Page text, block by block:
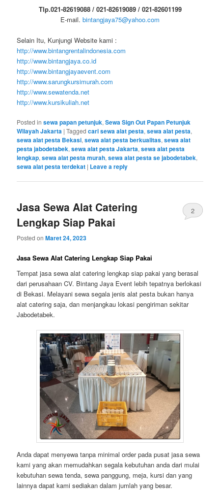
Tlp.021-82619088 / 021-82619089 / 021-82601199
E-mail. bintangjaya75@yahoo.com
Selain Itu, Kunjungi Website kami :
http://www.bintangrentalindonesia.com
http://www.bintangjaya.co.id
http://www.bintangjayaevent.com
http://www.sarungkursimurah.com
http://www.sewatenda.net
http://www.kursikuliah.net
Posted in sewa papan petunjuk,Sewa Sign Out Papan Petunjuk
Wilayah Jakarta |Tagged cari sewa alat pesta,sewa alat pesta,
sewa alat pesta Bekasi,sewa alat pesta berkualitas,sewa alat
pesta jabodetabek,sewa alat pesta Jakarta,sewa alat pesta
lengkap,sewa alat pesta murah,sewa alat pesta se jabodetabek,
sewa alat pesta terdekat | Leave a reply
Jasa Sewa Alat Catering
Lengkap Siap Pakai
Posted onMaret 24, 2023
2
Jasa Sewa Alat Catering Lengkap Siap Pakai
Tempat jasa sewa alat catering lengkap siap pakai yang berasal
dari perusahaan CV. Bintang Jaya Event lebih tepatnya berlokasi
di Bekasi. Melayani sewa segala jenis alat pesta bukan hanya
alat catering saja, dan menjangkau lokasi pengiriman sekitar
Jabodetabek.
Anda dapat menyewa tanpa minimal order pada pusat jasa sewa
kami yang akan memudahkan segala kebutuhan anda dari mulai
kebutuhan sewa tenda, sewa panggung, meja, kursi dan yang
lainnya dapat kami sediakan dalam jumlah yang besar.